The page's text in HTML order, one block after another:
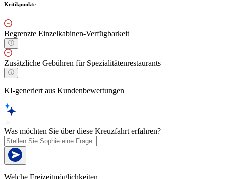
Kritikpunkte
Begrenzte Einzelkabinen-Verfügbarkeit
Zusätzliche Gebühren für Spezialitätenrestaurants
KI-generiert aus Kundenbewertungen
Was möchten Sie über diese Kreuzfahrt erfahren?